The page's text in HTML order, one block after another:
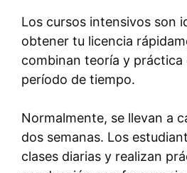
Los cursos intensivos son
obtener tu licencia
combinan teoría y
período de tiempo.
Normalmente, se llevan a
dos semanas. Los
clases diarias y realizan